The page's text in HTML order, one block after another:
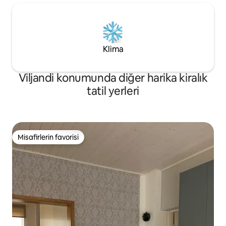
Klima
Viljandi konumunda diğer harika kiralık
tatil yerleri
Misafirlerin favorisi
Misafirlerin favorisi